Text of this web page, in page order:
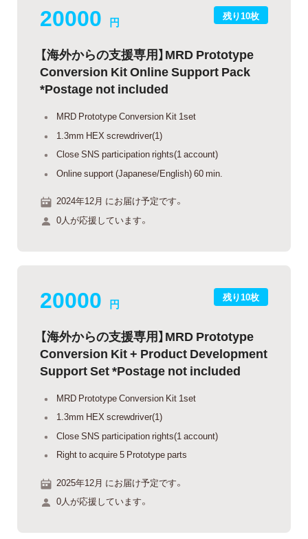
残り10枚
20000 円
【海外からの支援専用】MRD Prototype
Conversion Kit Online Support Pack
*Postage not included
MRD Prototype Conversion Kit 1set
1.3mm HEX screwdriver(1)
Close SNS participation rights(1 account)
Online support (Japanese/English) 60 min.
2024年12月 にお届け予定です。
0人が応援しています。
残り10枚
20000 円
【海外からの支援専用】MRD Prototype
Conversion Kit + Product Development
Support Set *Postage not included
MRD Prototype Conversion Kit 1set
1.3mm HEX screwdriver(1)
Close SNS participation rights(1 account)
Right to acquire 5 Prototype parts
2025年12月 にお届け予定です。
0人が応援しています。